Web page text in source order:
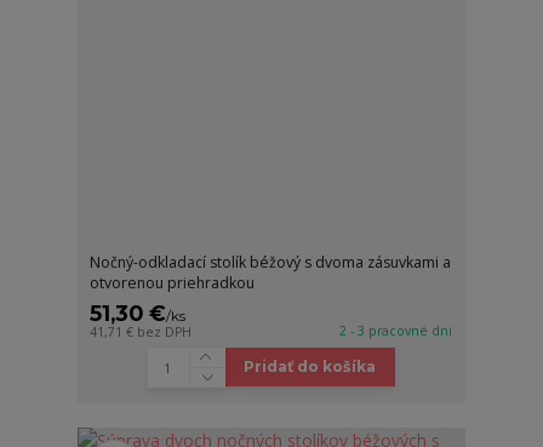
Nočný-odkladací stolík béžový s dvoma zásuvkami a
otvorenou priehradkou
51,30 €/ks
41,71 € bez DPH 2 - 3 pracovné dni
Pridať do košíka